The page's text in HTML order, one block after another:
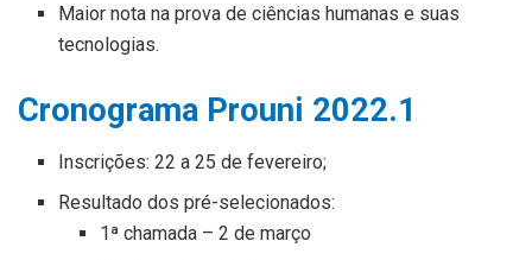
Maior nota na prova de ciências humanas e suas
tecnologias.
Cronograma Prouni 2022.1
Inscrições: 22 a 25 de fevereiro;
Resultado dos pré-selecionados:
1ª chamada – 2 de março